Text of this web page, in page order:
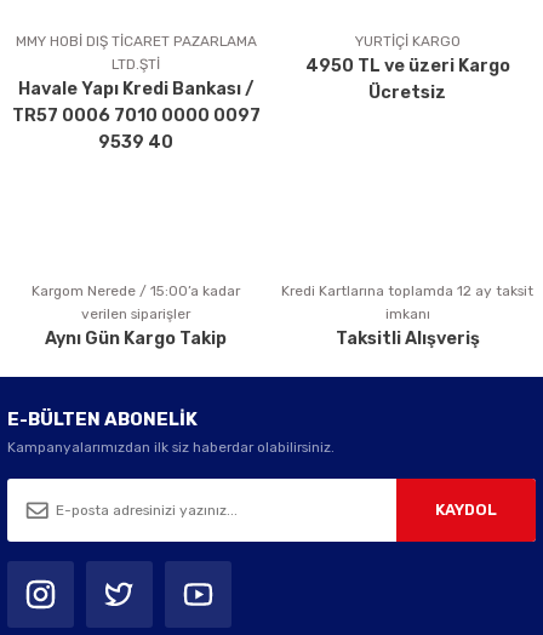
Ürün açıklamasında eksik bilgiler bulunuyor.
Ürün bilgilerinde hatalar bulunuyor.
Ürün fiyatı diğer sitelerden daha pahalı.
Bu ürüne benzer farklı alternatifler olmalı.
Gönder
MMY HOBİ DIŞ TİCARET PAZARLAMA
LTD.ŞTİ
Havale Yapı Kredi Bankası /
TR57 0006 7010 0000 0097
9539 40
YURTİÇİ KARGO
4950 TL ve üzeri Kargo
Ücretsiz
Kargom Nerede / 15:00’a kadar
verilen siparişler
Aynı Gün Kargo Takip
Kredi Kartlarına toplamda 12 ay taksit
imkanı
Taksitli Alışveriş
E-BÜLTEN ABONELİK
Kampanyalarımızdan ilk siz haberdar olabilirsiniz.
KAYDOL